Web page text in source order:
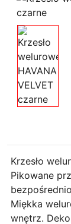
Krzesło
Pikowane
Miękka
wnętrz.